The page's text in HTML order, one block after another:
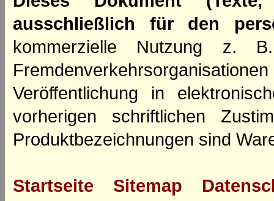
ausschließlich für den
kommerzielle Nutzung z.
Veröffentlichung in
vorherigen schriftlichen
Produktbezeichnungen sind
Startseite Sitemap